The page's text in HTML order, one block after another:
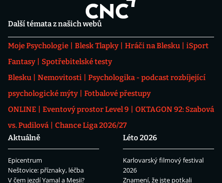
Další témata z našich webů
Moje Psychologie Blesk Tlapky Hráči na Blesku
iSport
Fantasy
Spotřebitelské testy
Blesku
Nemovitosti
Psychologika - podcast rozbíjející
psychologické mýty
Fotbalové přestupy
ONLINE
Eventový prostor Level 9
OKTAGON 92: Szabová
vs. Pudilová
Chance Liga 2026/27
Aktuálně
Epicentrum
Neštovice: příznaky, léčba
V čem jezdí Yamal a Mesii?
Léto 2026
Karlovarský filmový festival
2026
Znamení, že jste potkali